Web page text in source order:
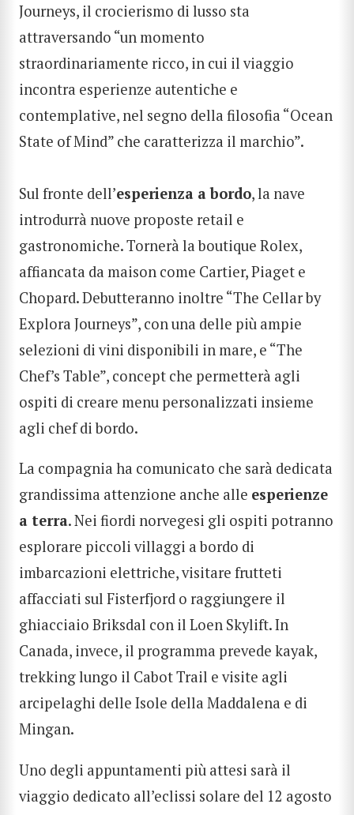
Journeys, il crocierismo di lusso sta
attraversando “un momento
straordinariamente ricco, in cui il viaggio
incontra esperienze autentiche e
contemplative, nel segno della filosofia “Ocean
State of Mind” che caratterizza il marchio”.
Sul fronte dell’esperienza a bordo, la nave
introdurrà nuove proposte retail e
gastronomiche. Tornerà la boutique Rolex,
affiancata da maison come Cartier, Piaget e
Chopard. Debutteranno inoltre “The Cellar by
Explora Journeys”, con una delle più ampie
selezioni di vini disponibili in mare, e “The
Chef’s Table”, concept che permetterà agli
ospiti di creare menu personalizzati insieme
agli chef di bordo.
La compagnia ha comunicato che sarà dedicata
grandissima attenzione anche alle esperienze
a terra. Nei fiordi norvegesi gli ospiti potranno
esplorare piccoli villaggi a bordo di
imbarcazioni elettriche, visitare frutteti
affacciati sul Fisterfjord o raggiungere il
ghiacciaio Briksdal con il Loen Skylift. In
Canada, invece, il programma prevede kayak,
trekking lungo il Cabot Trail e visite agli
arcipelaghi delle Isole della Maddalena e di
Mingan.
Uno degli appuntamenti più attesi sarà il
viaggio dedicato all’eclissi solare del 12 agosto